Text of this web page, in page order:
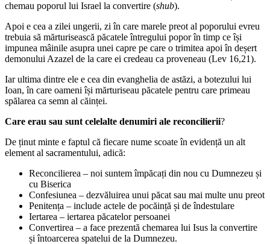
chemau poporul lui Israel la convertire (shub).
Apoi e cea a zilei ungerii, zi în care marele preot al poporului evreu
trebuia să mărturisească păcatele întregului popor în timp ce își
impunea mâinile asupra unei capre pe care o trimitea apoi în deșert
demonului Azazel de la care ei credeau ca proveneau (Lev 16,21).
Iar ultima dintre ele e cea din evanghelia de astăzi, a botezului lui
Ioan, în care oameni își mărturiseau păcatele pentru care primeau
spălarea ca semn al căinței.
Care erau sau sunt celelalte denumiri ale reconcilierii?
De ținut minte e faptul că fiecare nume scoate în evidență un alt
element al sacramentului, adică:
Reconcilierea – noi suntem împăcați din nou cu Dumnezeu și
cu Biserica
Confesiunea – dezvăluirea unui păcat sau mai multe unu preot
Penitența – include actele de pocăință și de îndestulare
Iertarea – iertarea păcatelor persoanei
Convertirea – a face prezentă chemarea lui Isus la convertire
și întoarcerea spatelui de la Dumnezeu.